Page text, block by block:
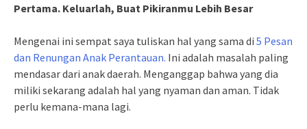
Pertama. Keluarlah, Buat Pikiranmu Lebih Besar
Mengenai ini sempat saya tuliskan hal yang sama di 5 Pesan
dan Renungan Anak Perantauan. Ini adalah masalah paling
mendasar dari anak daerah. Menganggap bahwa yang dia
miliki sekarang adalah hal yang nyaman dan aman. Tidak
perlu kemana-mana lagi.